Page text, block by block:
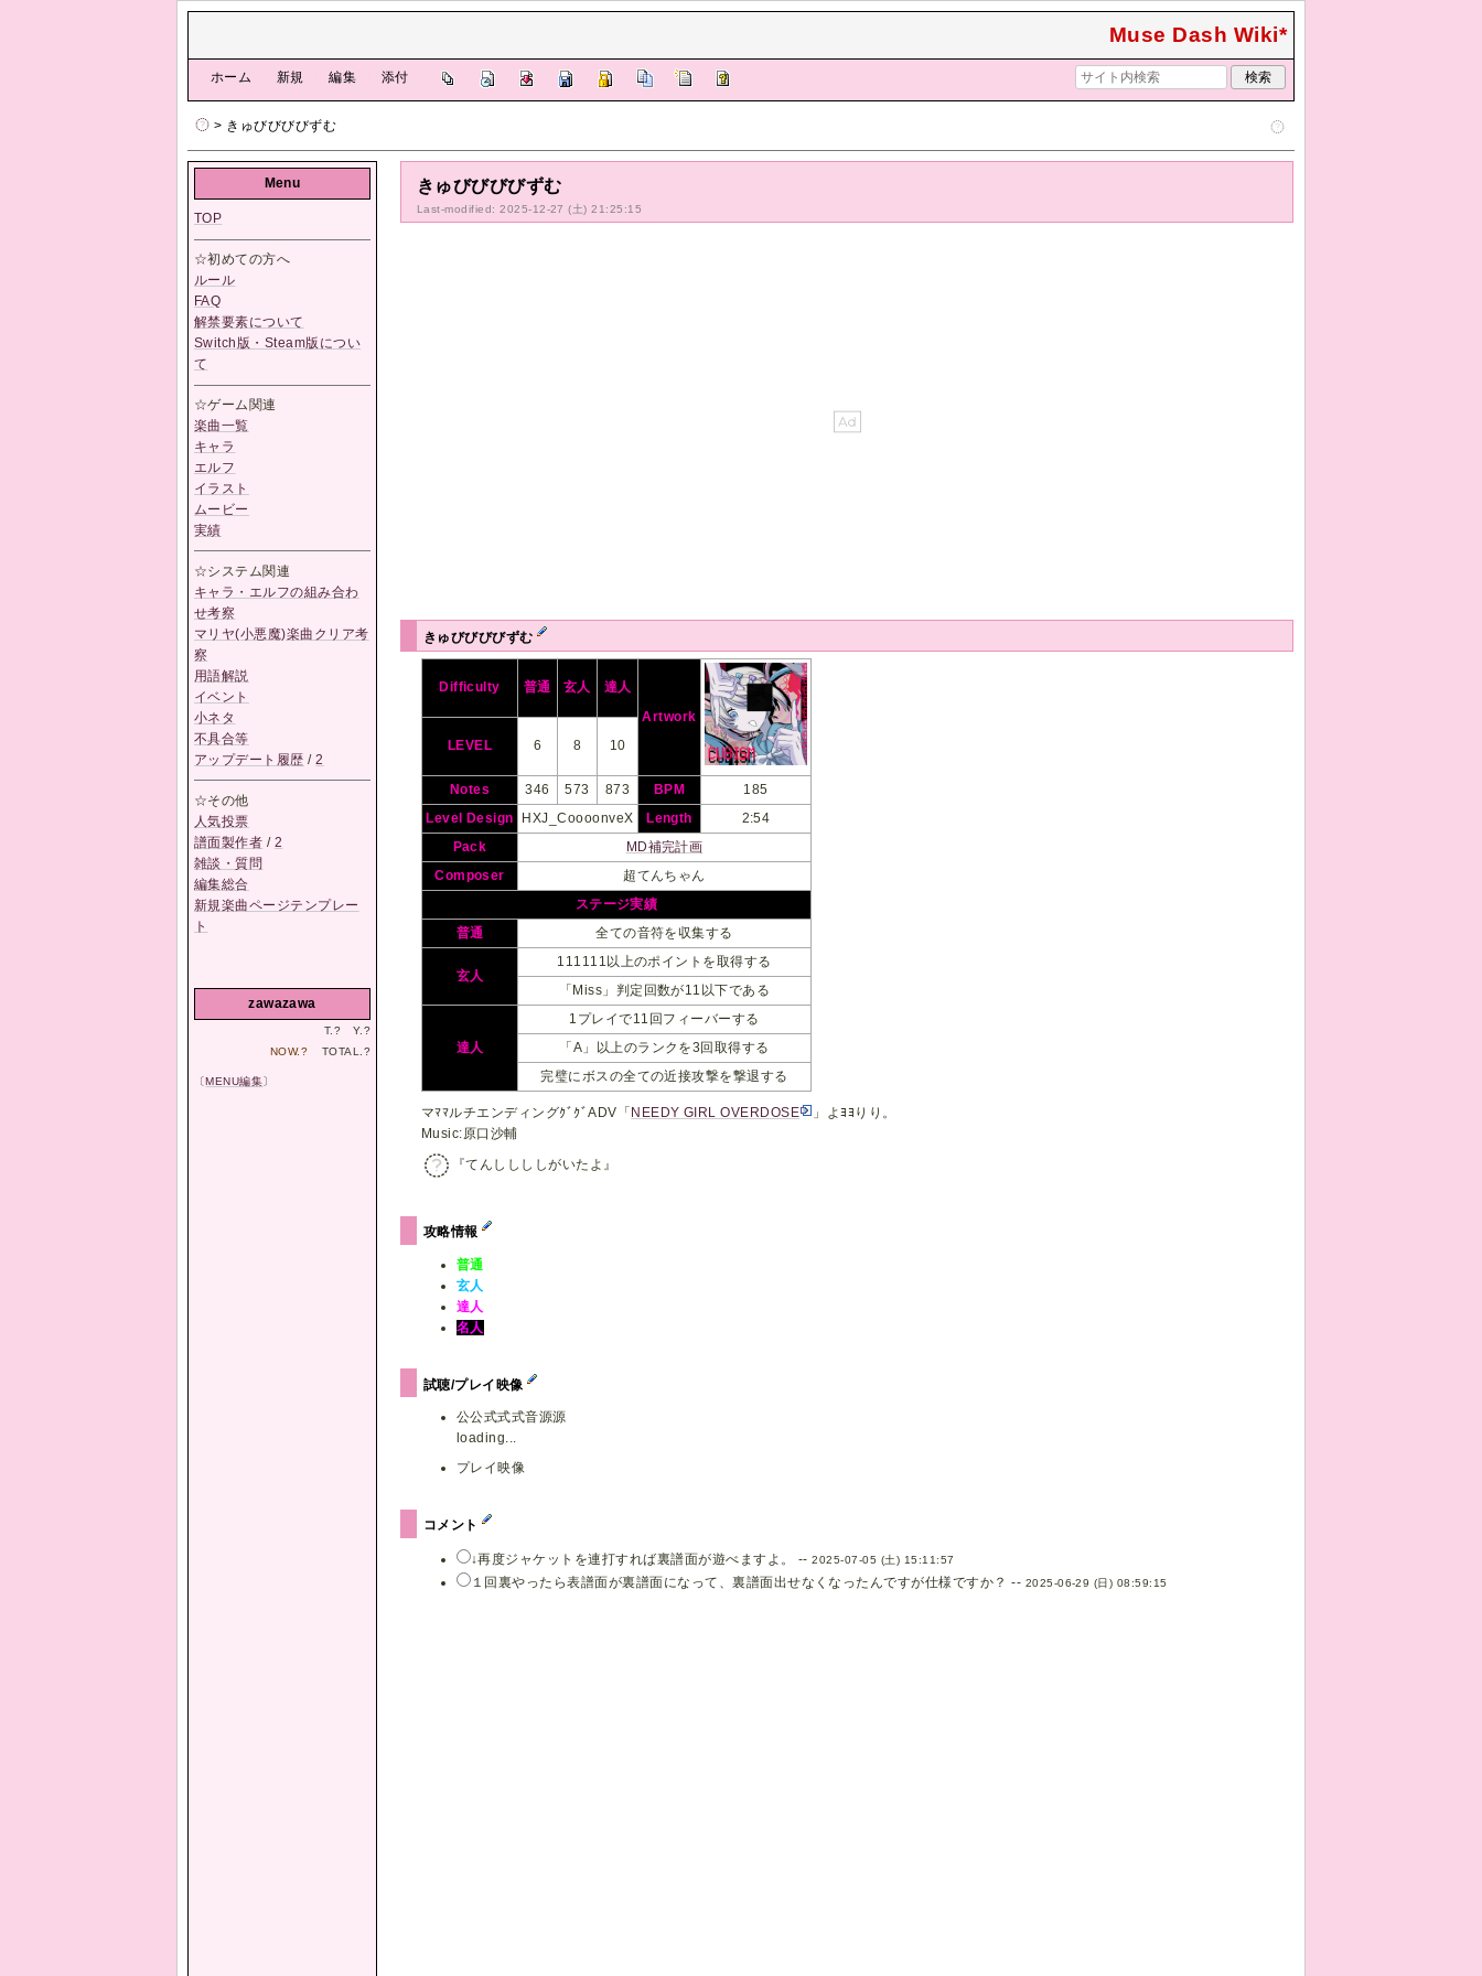
Muse Dash Wiki*
ホーム 新規 編集 添付
> きゅびびびびずむ
きゅびびびびずむ
Last-modified: 2025-12-27 (土) 21:25:15
きゅびびびびずむ
Difficulty 普通 玄人
達人
Artwork
LEVEL
6 8 10
Notes 346 573 873 BPM
185
Level Design
HXJ_CoooonveX Length
2:54
Pack
MD補完計画
Composer
超てんちゃん
ステージ実績
普通
全ての音符を収集する
玄人
111111以上のポイントを取得する
「Miss」判定回数が11以下である
達人
1プレイで11回フィーバーする
「A」以上のランクを3回取得する
完璧にボスの全ての近接攻撃を撃退する
マﾏﾏルチエンディングｸﾞｸﾞADV「 NEEDY GIRL OVERDOSE
」よﾖﾖりり。
Music:原口沙輔
『てんししししがいたよ』
攻略情報
普通
玄人
達人
名人
試聴/プレイ映像
公公式式式音源源
loading...
プレイ映像
コメント
↓再度ジャケットを連打すれば裏譜面が遊べますよ。 --2025-07-05 (土) 15:11:57
１回裏やったら表譜面が裏譜面になって、裏譜面出せなくなったんですが仕様ですか？ -- 2025-06-29 (日) 08:59:15
Menu
TOP
☆初めての方へ
ルール
FAQ
解禁要素について
Switch版・Steam版につい
て
☆ゲーム関連
楽曲一覧
キャラ
エルフ
イラスト
ムービー
実績
☆システム関連
キャラ・エルフの組み合わ
せ考察
マリヤ(小悪魔)楽曲クリア考
察
用語解説
イベント
小ネタ
不具合等
アップデート履歴 /2
☆その他
人気投票
譜面製作者 / 2
雑談・質問
編集総合
新規楽曲ページテンプレー
ト
zawazawa
T. ? Y. ?
NOW.? TOTAL. ?
〔MENU編集〕